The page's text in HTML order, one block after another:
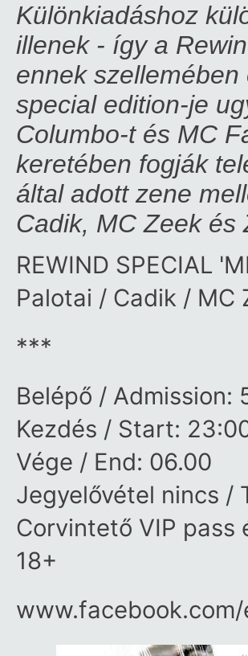
Különkiadáshoz
illenek - így a
ennek
special edition-je
Columbo-t és MC
keretében fogják
által adott zene
Cadik, MC Zeek és
REWIND SPECIAL
Palotai / Cadik / MC
***
Belépő / Admission:
Kezdés / Start:
Vége / End: 06.00
Jegyelővétel nincs /
Corvintető VIP pass
18+